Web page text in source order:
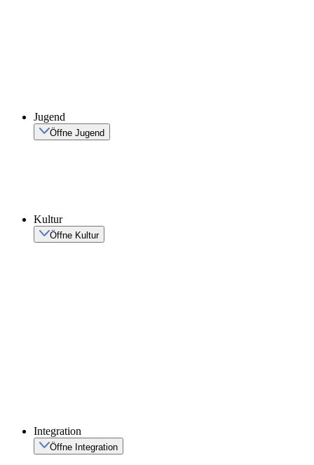
Jugend
Öffne Jugend
Kultur
Öffne Kultur
Integration
Öffne Integration